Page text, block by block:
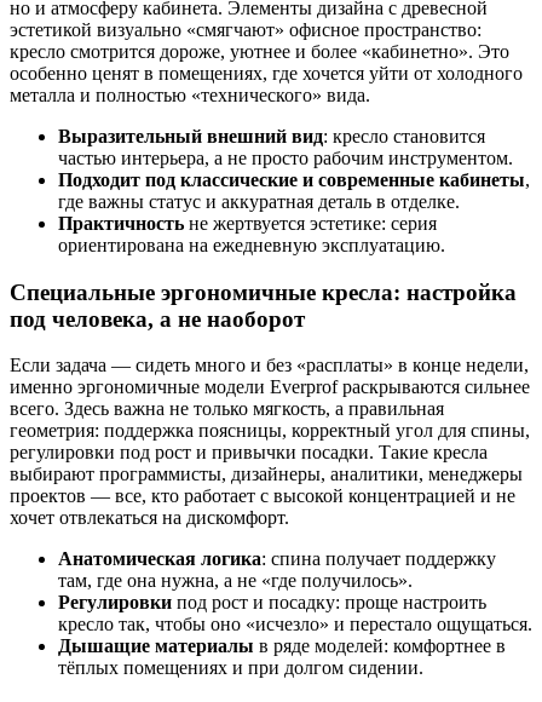
но и атмосферу кабинета. Элементы дизайна с древесной
эстетикой визуально «смягчают» офисное пространство:
кресло смотрится дороже, уютнее и более «кабинетно». Это
особенно ценят в помещениях, где хочется уйти от холодного
металла и полностью «технического» вида.
Выразительный внешний вид: кресло становится
частью интерьера, а не просто рабочим инструментом.
Подходит под классические и современные кабинеты,
где важны статус и аккуратная деталь в отделке.
Практичность не жертвуется эстетике: серия
ориентирована на ежедневную эксплуатацию.
Специальные эргономичные кресла: настройка
под человека, а не наоборот
Если задача — сидеть много и без «расплаты» в конце недели,
именно эргономичные модели Everprof раскрываются сильнее
всего. Здесь важна не только мягкость, а правильная
геометрия: поддержка поясницы, корректный угол для спины,
регулировки под рост и привычки посадки. Такие кресла
выбирают программисты, дизайнеры, аналитики, менеджеры
проектов — все, кто работает с высокой концентрацией и не
хочет отвлекаться на дискомфорт.
Анатомическая логика: спина получает поддержку
там, где она нужна, а не «где получилось».
Регулировки под рост и посадку: проще настроить
кресло так, чтобы оно «исчезло» и перестало ощущаться.
Дышащие материалы в ряде моделей: комфортнее в
тёплых помещениях и при долгом сидении.